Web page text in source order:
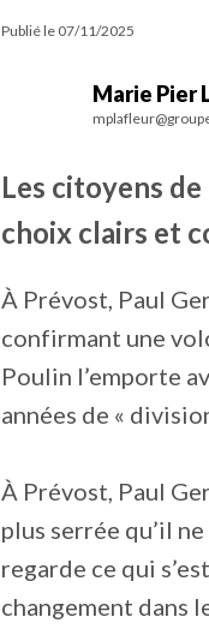
Publié le 07/11/2025
Marie Pier
Les citoyens
choix clairs et
À Prévost, Paul
confirmant une
Poulin l’emporte
années de «
À Prévost, Paul
plus serrée qu’il
regarde ce qui
changement dans